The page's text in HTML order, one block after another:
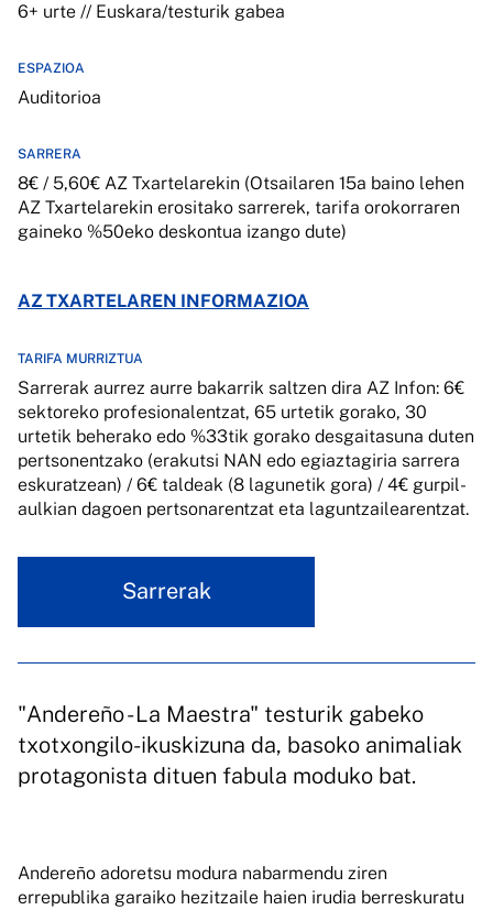
6+ urte // Euskara/testurik gabea
ESPAZIOA
Auditorioa
SARRERA
8€ / 5,60€ AZ Txartelarekin (Otsailaren 15a baino lehen
AZ Txartelarekin erositako sarrerek, tarifa orokorraren
gaineko %50eko deskontua izango dute)
AZ TXARTELAREN INFORMAZIOA
TARIFA MURRIZTUA
Sarrerak aurrez aurre bakarrik saltzen dira AZ Infon: 6€
sektoreko profesionalentzat, 65 urtetik gorako, 30
urtetik beherako edo %33tik gorako desgaitasuna duten
pertsonentzako (erakutsi NAN edo egiaztagiria sarrera
eskuratzean) / 6€ taldeak (8 lagunetik gora) / 4€ gurpil-
aulkian dagoen pertsonarentzat eta laguntzailearentzat.
Sarrerak
"Andereño - La Maestra" testurik gabeko
txotxongilo-ikuskizuna da, basoko animaliak
protagonista dituen fabula moduko bat.
Andereño adoretsu modura nabarmendu ziren
errepublika garaiko hezitzaile haien irudia berreskuratu